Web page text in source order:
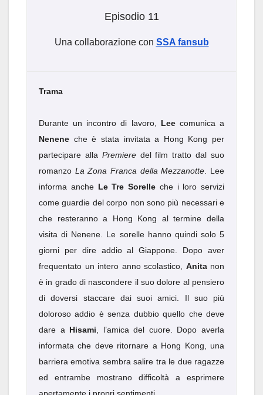
Episodio 11
Una collaborazione con SSA fansub
Trama
Durante un incontro di lavoro, Leecomunica a
Nenene che è stata invitata a Hong Kong per
partecipare alla Premieredel film tratto dal suo
romanzo La Zona Franca della Mezzanotte. Lee
informa anche Le Tre Sorelle che i loro servizi
come guardie del corpo non sono più necessari e
che resteranno a Hong Kong al termine della
visita di Nenene. Le sorelle hanno quindi solo 5
giorni per dire addio al Giappone. Dopo aver
frequentato un intero anno scolastico, Anitanon
è in grado di nascondere il suo dolore al pensiero
di doversi staccare dai suoi amici. Il suo più
doloroso addio è senza dubbio quello che deve
dare a Hisami, l’amica del cuore. Dopo averla
informata che deve ritornare a Hong Kong, una
barriera emotiva sembra salire tra le due ragazze
ed entrambe mostrano difficoltà a esprimere